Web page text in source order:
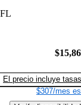
El precio incluye tasas
$307/mes